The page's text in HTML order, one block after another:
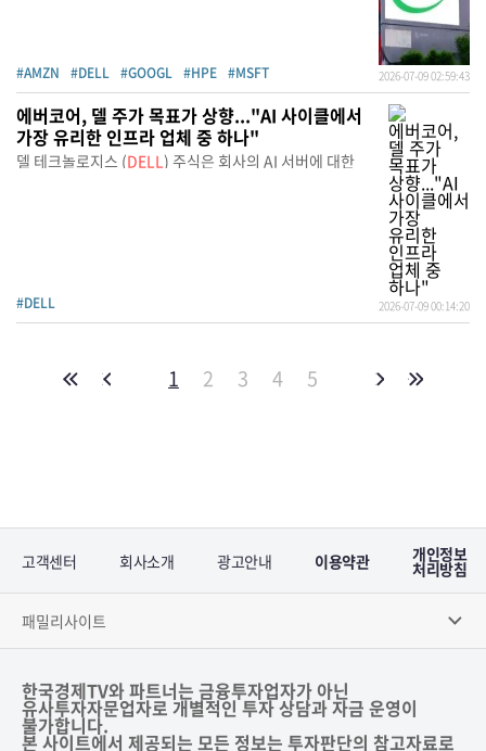
#AMZN #DELL #GOOGL #HPE #MSFT 2026-07-09 02:59:43
에버코어, 델 주가 목표가 상향..."AI 사이클에서
가장 유리한 인프라 업체 중 하나"
델 테크놀로지스 (DELL) 주식은 회사의 AI 서버에 대한
#DELL 2026-07-09 00:14:20
1 2 3 4 5
고객센터 회사소개 광고안내 이용약관 개인정보
처리방침
패밀리사이트
한국경제TV와 파트너는 금융투자업자가 아닌
유사투자자문업자로 개별적인 투자 상담과 자금 운영이
불가합니다.
본 사이트에서 제공되는 모든 정보는 투자판단의 참고자료로